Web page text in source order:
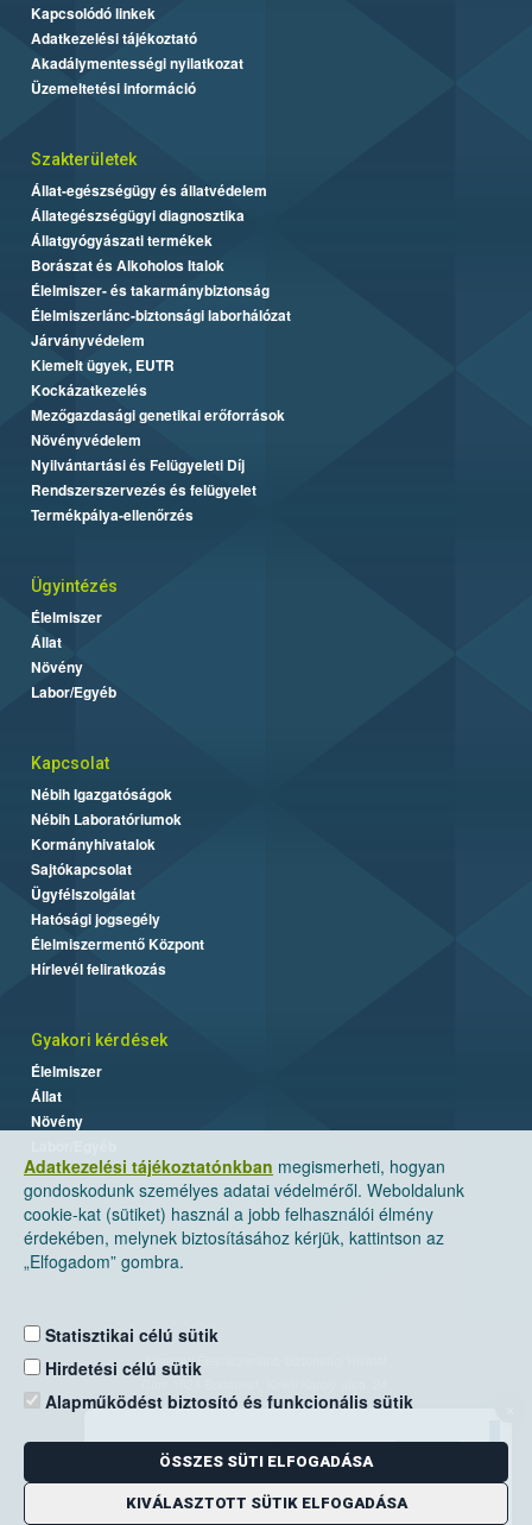
Adatkezelési tájékoztatónkban megismerheti, hogyan
gondoskodunk személyes adatai védelméről. Weboldalunk
cookie-kat (sütiket) használ a jobb felhasználói élmény
érdekében, melynek biztosításához kérjük, kattintson az
„Elfogadom” gombra.
Statisztikai célú sütik
Hirdetési célú sütik
Alapműködést biztosító és funkcionális sütik
ÖSSZES SÜTI ELFOGADÁSA
KIVÁLASZTOTT SÜTIK ELFOGADÁSA
Kapcsolódó linkek
Adatkezelési tájékoztató
Akadálymentességi nyilatkozat
Üzemeltetési információ
Szakterületek
Állat-egészségügy és állatvédelem
Állategészségügyi diagnosztika
Állatgyógyászati termékek
Borászat és Alkoholos Italok
Élelmiszer- és takarmánybiztonság
Élelmiszerlánc-biztonsági laborhálózat
Járványvédelem
Kiemelt ügyek, EUTR
Kockázatkezelés
Mezőgazdasági genetikai erőforrások
Növényvédelem
Nyilvántartási és Felügyeleti Díj
Rendszerszervezés és felügyelet
Termékpálya-ellenőrzés
Ügyintézés
Élelmiszer
Állat
Növény
Labor/Egyéb
Kapcsolat
Nébih Igazgatóságok
Nébih Laboratóriumok
Kormányhivatalok
Sajtókapcsolat
Ügyfélszolgálat
Hatósági jogsegély
Élelmiszermentő Központ
Hírlevél feliratkozás
Gyakori kérdések
Élelmiszer
Állat
Növény
Nemzeti Élelmiszerlánc-biztonsági Hivatal
Levelezési cím: 1525 Budapest. Pf. 30.
E-mail:ugyfelszolgalat@nebih.gov.hu
Zöld szám: 06-80/263-244
Telefon: 06-1/ 336-9000